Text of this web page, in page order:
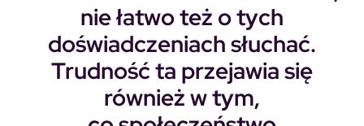
nie łatwo też o tych
doświadczeniach słuchać.
Trudność ta przejawia się
również w tym,